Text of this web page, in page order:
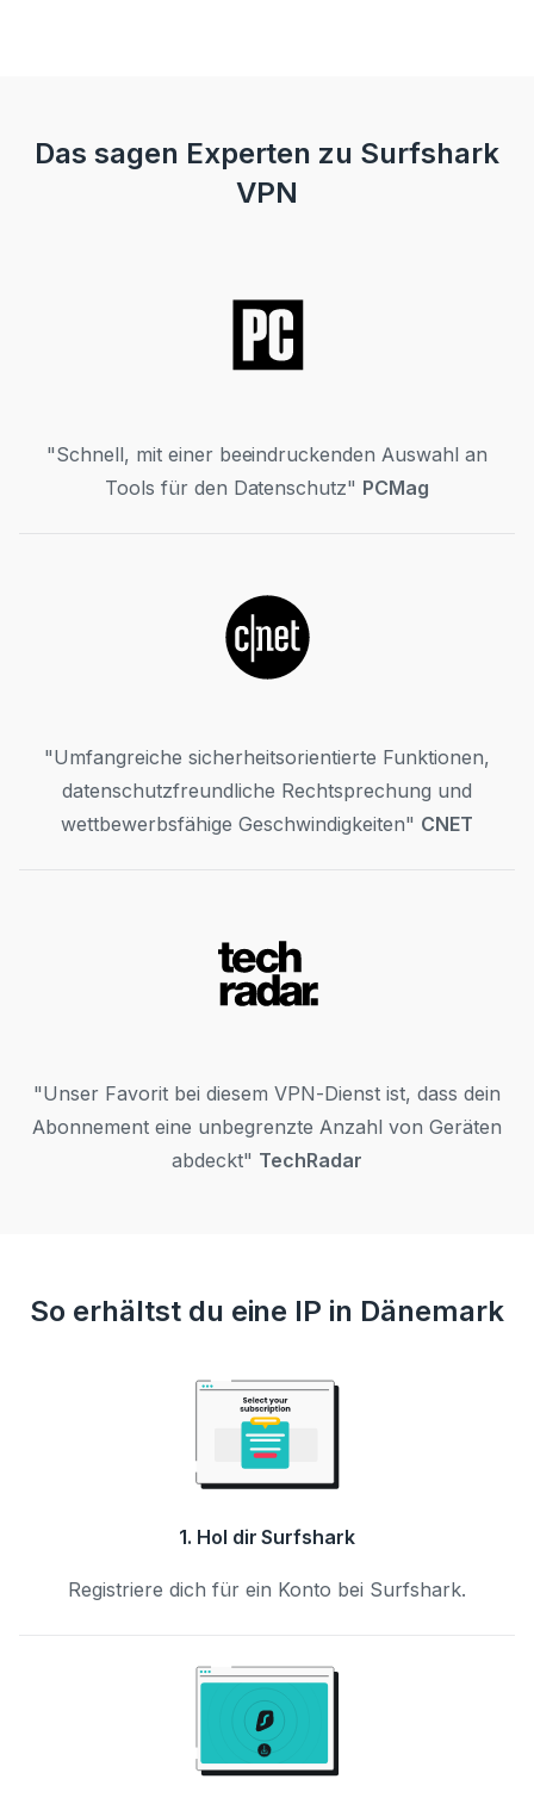
Das sagen Experten zu Surfshark
VPN
"Schnell, mit einer beeindruckenden Auswahl an
Tools für den Datenschutz" PCMag
"Umfangreiche sicherheitsorientierte Funktionen,
datenschutzfreundliche Rechtsprechung und
wettbewerbsfähige Geschwindigkeiten" CNET
"Unser Favorit bei diesem VPN-Dienst ist, dass dein
Abonnement eine unbegrenzte Anzahl von Geräten
abdeckt" TechRadar
So erhältst du eine IP in Dänemark
1. Hol dir Surfshark
Registriere dich für ein Konto bei Surfshark.